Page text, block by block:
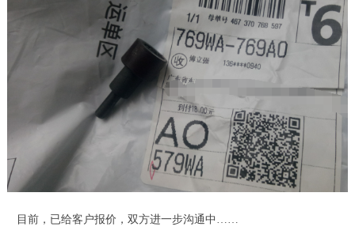
目前，已给客户报价，双方进一步沟通中……